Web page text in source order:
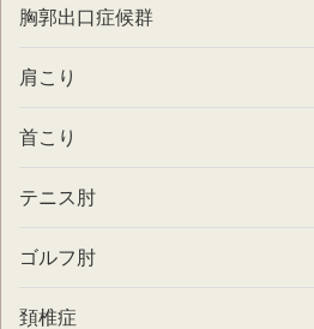
胸郭出口症候群
肩こり
首こり
テニス肘
ゴルフ肘
頚椎症